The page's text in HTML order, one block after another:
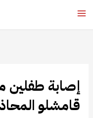
إصابة طفلين
قامشلو